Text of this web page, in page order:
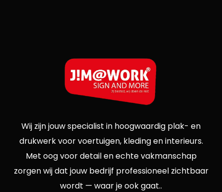
Wij zijn jouw specialist in hoogwaardig plak- en
drukwerk voor voertuigen, kleding en interieurs.
Met oog voor detail en echte vakmanschap
zorgen wij dat jouw bedrijf professioneel zichtbaar
wordt — waar je ook gaat..